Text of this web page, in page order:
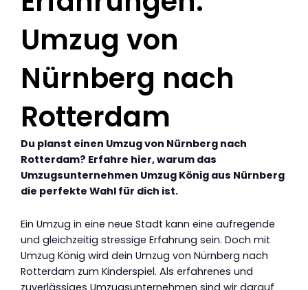
Umzug von
Nürnberg nach
Rotterdam
Du planst einen Umzug von Nürnberg nach
Rotterdam? Erfahre hier, warum das
Umzugsunternehmen Umzug König aus Nürnberg
die perfekte Wahl für dich ist.
Ein Umzug in eine neue Stadt kann eine aufregende
und gleichzeitig stressige Erfahrung sein. Doch mit
Umzug König wird dein Umzug von Nürnberg nach
Rotterdam zum Kinderspiel. Als erfahrenes und